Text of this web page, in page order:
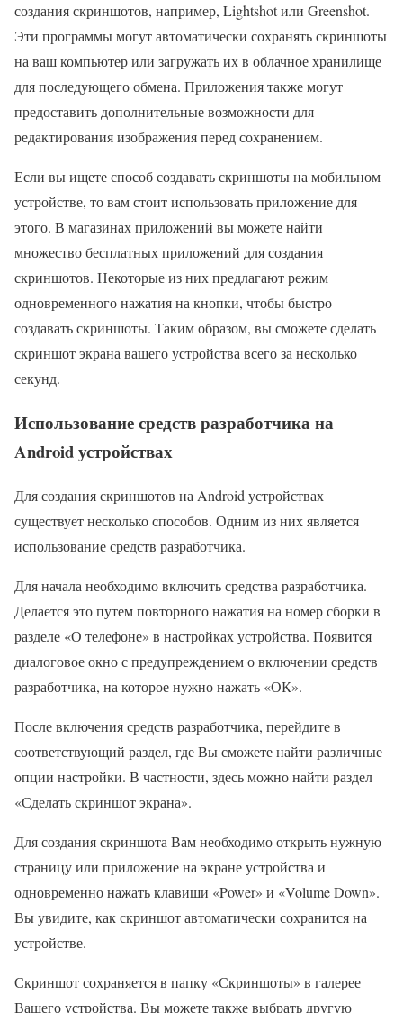
создания скриншотов, например, Lightshot или Greenshot.
Эти программы могут автоматически сохранять скриншоты
на ваш компьютер или загружать их в облачное хранилище
для последующего обмена. Приложения также могут
предоставить дополнительные возможности для
редактирования изображения перед сохранением.
Если вы ищете способ создавать скриншоты на мобильном
устройстве, то вам стоит использовать приложение для
этого. В магазинах приложений вы можете найти
множество бесплатных приложений для создания
скриншотов. Некоторые из них предлагают режим
одновременного нажатия на кнопки, чтобы быстро
создавать скриншоты. Таким образом, вы сможете сделать
скриншот экрана вашего устройства всего за несколько
секунд.
Использование средств разработчика на
Android устройствах
Для создания скриншотов на Android устройствах
существует несколько способов. Одним из них является
использование средств разработчика.
Для начала необходимо включить средства разработчика.
Делается это путем повторного нажатия на номер сборки в
разделе «О телефоне» в настройках устройства. Появится
диалоговое окно с предупреждением о включении средств
разработчика, на которое нужно нажать «ОК».
После включения средств разработчика, перейдите в
соответствующий раздел, где Вы сможете найти различные
опции настройки. В частности, здесь можно найти раздел
«Сделать скриншот экрана».
Для создания скриншота Вам необходимо открыть нужную
страницу или приложение на экране устройства и
одновременно нажать клавиши «Power» и «Volume Down».
Вы увидите, как скриншот автоматически сохранится на
устройстве.
Скриншот сохраняется в папку «Скриншоты» в галерее
Вашего устройства. Вы можете также выбрать другую